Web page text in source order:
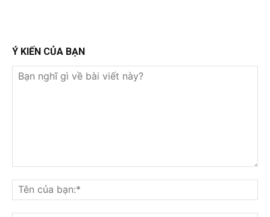
Ý KIẾN CỦA BẠN
nghĩ
gì
về